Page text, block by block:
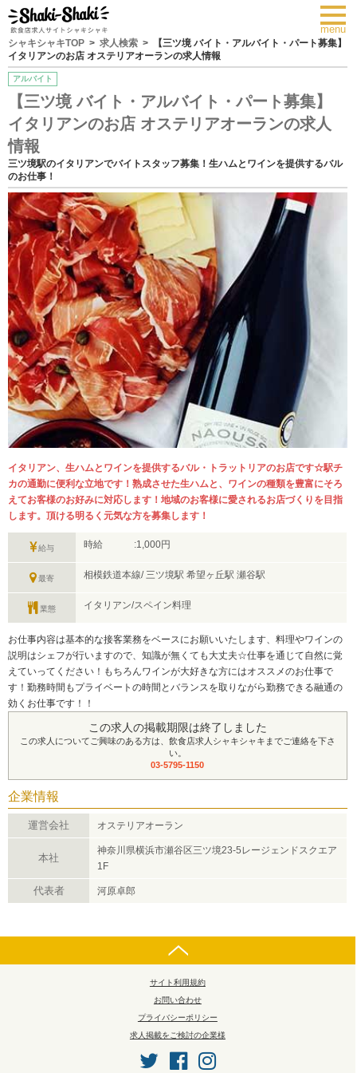
menu
シャキシャキTOP 求人検索
【三ツ境 バイト・アルバイト・パート募集】
イタリアンのお店 オステリアオーランの求人情報
アルバイト
【三ツ境 バイト・アルバイト・パート募集】
イタリアンのお店 オステリアオーランの求人
情報
三ツ境駅のイタリアンでバイトスタッフ募集！生ハムとワインを提供するバル
のお仕事！
イタリアン、生ハムとワインを提供するバル・トラットリアのお店です☆駅チ
カの通勤に便利な立地です！熟成させた生ハムと、ワインの種類を豊富にそろ
えてお客様のお好みに対応します！地域のお客様に愛されるお店づくりを目指
します。頂ける明るく元気な方を募集します！
給与 時給 :1,000円
最寄 相模鉄道本線/ 三ツ境駅 希望ヶ丘駅 瀬谷駅
業態 イタリアン/スペイン料理
お仕事内容は基本的な接客業務をベースにお願いいたします、料理やワインの
説明はシェフが行いますので、知識が無くても大丈夫☆仕事を通じて自然に覚
えていってください！もちろんワインが大好きな方にはオススメのお仕事で
す！勤務時間もプライベートの時間とバランスを取りながら勤務できる融通の
効くお仕事です！！
この求人の掲載期限は終了しました
この求人についてご興味のある方は、飲食店求人シャキシャキまでご連絡を下さ
い。
03-5795-1150
企業情報
運営会社 オステリアオーラン
本社
神奈川県横浜市瀬谷区三ツ境23-5レージェンドスクエア
1F
代表者 河原卓郎
サイト利用規約
お問い合わせ
プライバシーポリシー
求人掲載をご検討の企業様